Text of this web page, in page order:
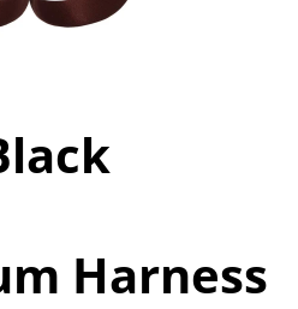
Harness